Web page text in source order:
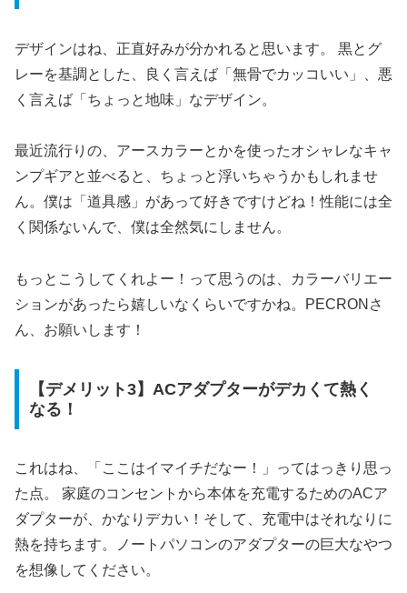
デザインはね、正直好みが分かれると思います。 黒とグ
レーを基調とした、良く言えば「無骨でカッコいい」、悪
く言えば「ちょっと地味」なデザイン。
最近流行りの、アースカラーとかを使ったオシャレなキャ
ンプギアと並べると、ちょっと浮いちゃうかもしれませ
ん。僕は「道具感」があって好きですけどね！性能には全
く関係ないんで、僕は全然気にしません。
もっとこうしてくれよー！って思うのは、カラーバリエー
ションがあったら嬉しいなくらいですかね。PECRONさ
ん、お願いします！
【デメリット3】ACアダプターがデカくて熱く
なる！
これはね、「ここはイマイチだなー！」ってはっきり思っ
た点。 家庭のコンセントから本体を充電するためのACア
ダプターが、かなりデカい！そして、充電中はそれなりに
熱を持ちます。ノートパソコンのアダプターの巨大なやつ
を想像してください。